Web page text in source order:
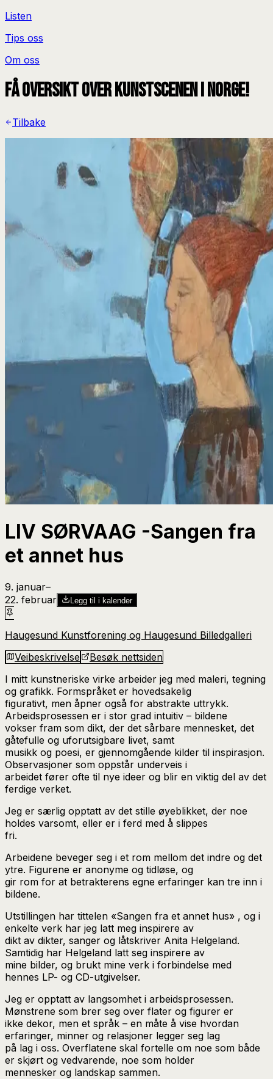
Listen
Tips oss
Om oss
Få oversikt over kunstscenen i Norge!
Tilbake
LIV SØRVAAG -Sangen fra
et annet hus
9. januar–​
22. februar
Legg til i kalender
Haugesund Kunstforening og Haugesund Billedgalleri
Veibeskrivelse
Besøk nettsiden
I mitt kunstneriske virke arbeider jeg med maleri, tegning
og grafikk. Formspråket er hovedsakelig
figurativt, men åpner også for abstrakte uttrykk.
Arbeidsprosessen er i stor grad intuitiv – bildene
vokser fram som dikt, der det sårbare mennesket, det
gåtefulle og uforutsigbare livet, samt
musikk og poesi, er gjennomgående kilder til inspirasjon.
Observasjoner som oppstår underveis i
arbeidet fører ofte til nye ideer og blir en viktig del av det
ferdige verket.
Jeg er særlig opptatt av det stille øyeblikket, der noe
holdes varsomt, eller er i ferd med å slippes
fri.
Arbeidene beveger seg i et rom mellom det indre og det
ytre. Figurene er anonyme og tidløse, og
gir rom for at betrakterens egne erfaringer kan tre inn i
bildene.
Utstillingen har tittelen «Sangen fra et annet hus» , og i
enkelte verk har jeg latt meg inspirere av
dikt av dikter, sanger og låtskriver Anita Helgeland.
Samtidig har Helgeland latt seg inspirere av
mine bilder, og brukt mine verk i forbindelse med
hennes LP- og CD-utgivelser.
Jeg er opptatt av langsomhet i arbeidsprosessen.
Mønstrene som brer seg over flater og figurer er
ikke dekor, men et språk – en måte å vise hvordan
erfaringer, minner og relasjoner legger seg lag
på lag i oss. Overflatene skal fortelle om noe som både
er skjørt og vedvarende, noe som holder
mennesker og landskap sammen.